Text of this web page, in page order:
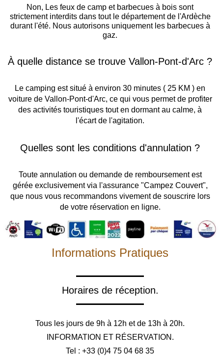
Non, Les feux de camp et barbecues à bois sont
strictement interdits dans tout le département de l'Ardèche
durant l'été. Nous autorisons uniquement les barbecues à
gaz.
À quelle distance se trouve Vallon-Pont-d'Arc ?
Le camping est situé à environ 30 minutes ( 25 KM ) en
voiture de Vallon-Pont-d'Arc, ce qui vous permet de profiter
des activités touristiques tout en dormant au calme, à
l'écart de l'agitation.
Quelles sont les conditions d'annulation ?
Toute annulation ou demande de remboursement est
gérée exclusivement via l'assurance "Campez Couvert",
que nous vous recommandons vivement de souscrire lors
de votre réservation en ligne.
Informations Pratiques
Horaires de réception.
Tous les jours de 9h à 12h et de 13h à 20h.
INFORMATION ET RÉSERVATION.
Tel : +33 (0)4 75 04 68 35